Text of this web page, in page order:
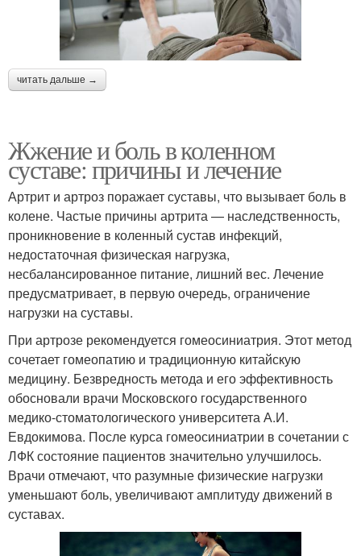
читать дальше →
Жжение и боль в коленном
суставе: причины и лечение
Артрит и артроз поражает суставы, что вызывает боль в
колене. Частые причины артрита — наследственность,
проникновение в коленный сустав инфекций,
недостаточная физическая нагрузка,
несбалансированное питание, лишний вес. Лечение
предусматривает, в первую очередь, ограничение
нагрузки на суставы.
При артрозе рекомендуется гомеосиниатрия. Этот метод
сочетает гомеопатию и традиционную китайскую
медицину. Безвредность метода и его эффективность
обосновали врачи Московского государственного
медико-стоматологического университета А.И.
Евдокимова. После курса гомеосиниатрии в сочетании с
ЛФК состояние пациентов значительно улучшилось.
Врачи отмечают, что разумные физические нагрузки
уменьшают боль, увеличивают амплитуду движений в
суставах.